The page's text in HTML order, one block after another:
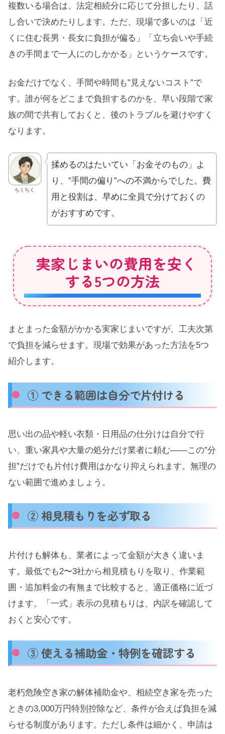
複数いる場合は、法定相続分に応じて分担したり、話
し合いで決めたりします。ただ、現場で多いのは「近
くに住む長男・長女に負担が偏る」「立ち会いや手続
きの手間まで一人にのしかかる」というケースです。
お金だけでなく、手間や時間も”見えないコスト”で
す。誰が何をどこまで負担するのかを、早い段階で家
族の間で共有しておくと、後のトラブルを避けやすく
なります。
ちくちく
揉めるのはたいてい「お金そのもの」よ
り、”手間の偏り”への不満からでした。費
用と役割は、早めに全員で分けておくの
がおすすめです。
実家じまいの費用を安く
する5つの方法
まとまった金額がかかる実家じまいですが、工夫次第
で負担を減らせます。現場で効果があった方法を5つ
紹介します。
① できる範囲は自分で片付ける
思い出の品や軽い衣類・日用品の仕分けは自分で行
い、重い家具や大量の処分だけ業者に頼む——この”分
担”だけでも片付け費用はかなり抑えられます。無理の
ない範囲で進めましょう。
② 相見積もりを必ず取る
片付けも解体も、業者によって金額が大きく違いま
す。最低でも2〜3社から相見積もりを取り、作業範
囲・追加料金の有無まで比較すると、適正価格に近づ
けます。「一式」表示の見積もりは、内訳を確認して
おくと安心です。
③ 使える補助金・特例を確認する
老朽危険空き家の解体補助金や、相続空き家を売った
ときの3,000万円特別控除など、条件が合えば負担を減
らせる制度があります。ただし条件は細かく、申請は